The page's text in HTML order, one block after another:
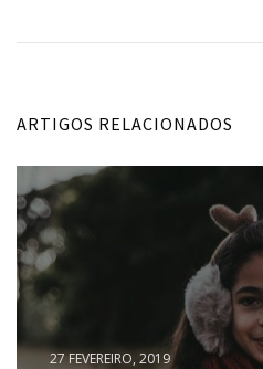
ARTIGOS RELACIONADOS
27 FEVEREIRO, 2019